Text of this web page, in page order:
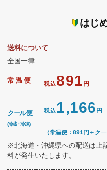
はじ
送料について
全国一律
常温便 税込891 円
クール便
(冷蔵・冷凍)
税込1,166 円
（常温便：891円＋ク
※北海道・沖縄県への配送は上
料が発生いたします。